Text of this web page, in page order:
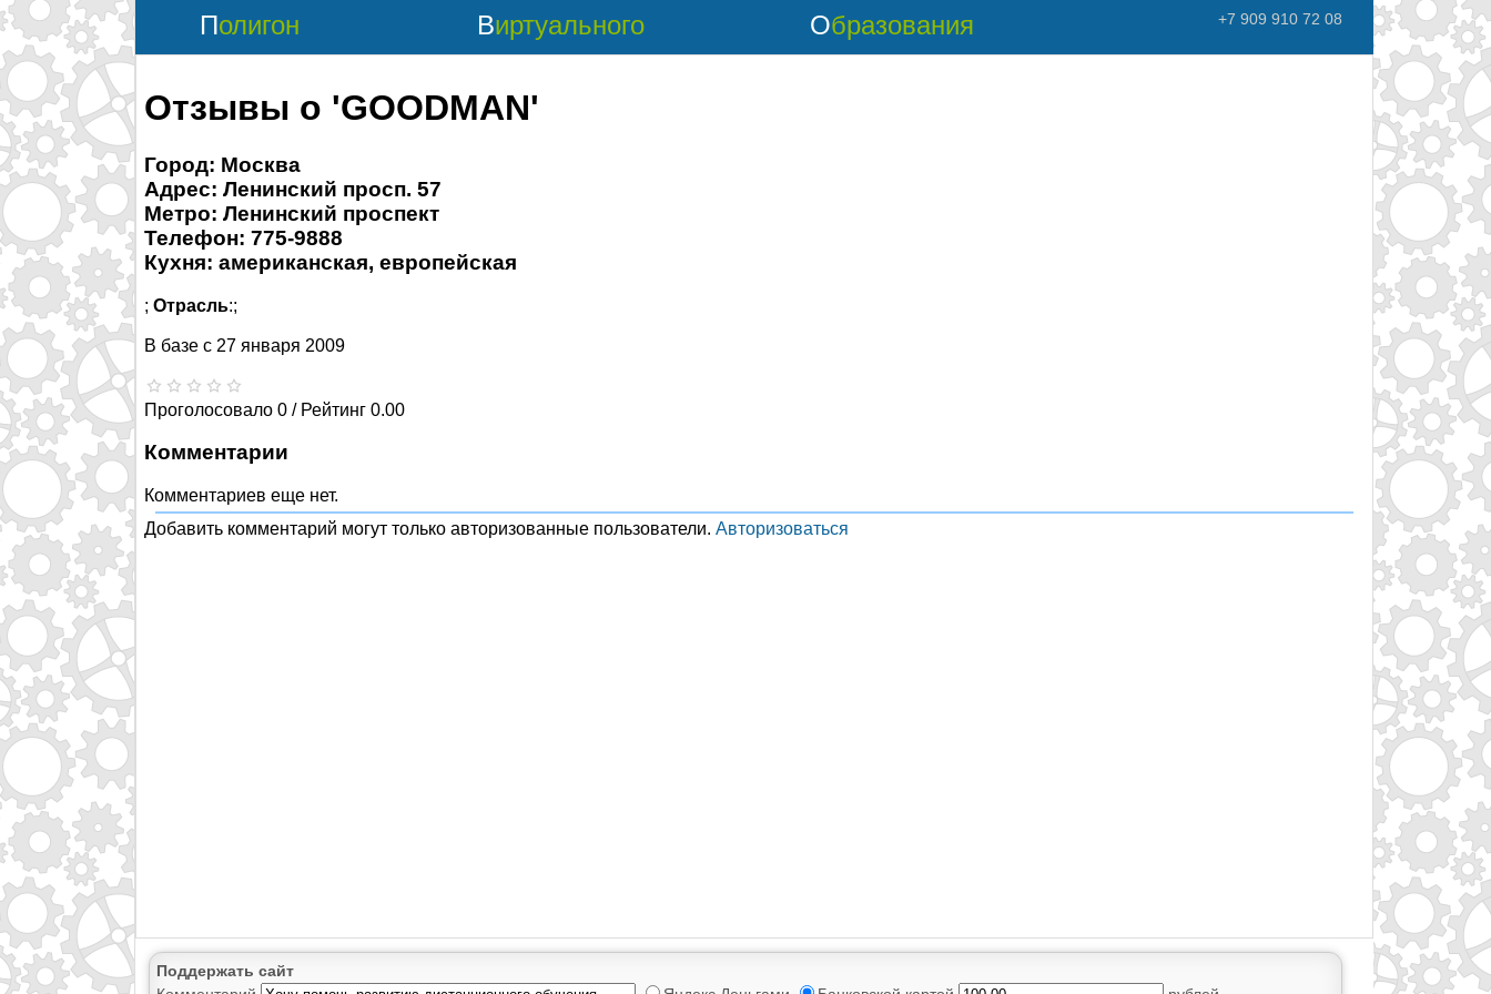
Полигон Виртуального Образования +7 909 910 72 08
Отзывы о 'GOODMAN'
Город: Москва
Адрес: Ленинский просп. 57
Метро: Ленинский проспект
Телефон: 775-9888
Кухня: американская, европейская
; Отрасль:;
В базе с 27 января 2009
Проголосовало 0 / Рейтинг 0.00
Комментарии
Комментариев еще нет.
Добавить комментарий могут только авторизованные пользователи. Авторизоваться
Поддержать сайт